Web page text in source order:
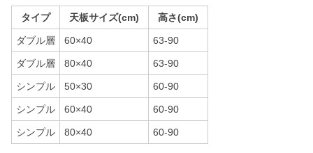
タイプ 天板サイズ(cm) 高さ(cm)
ダブル層 60×40 63-90
ダブル層 80×40 63-90
シンプル 50×30 60-90
シンプル 60×40 60-90
シンプル 80×40 60-90